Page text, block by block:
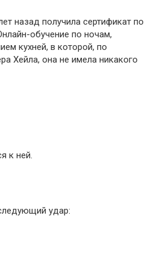
назад получила сертификат по
обучение по ночам,
кухней, в которой, по
Хейла, она не имела никакого
к ней.
удар: